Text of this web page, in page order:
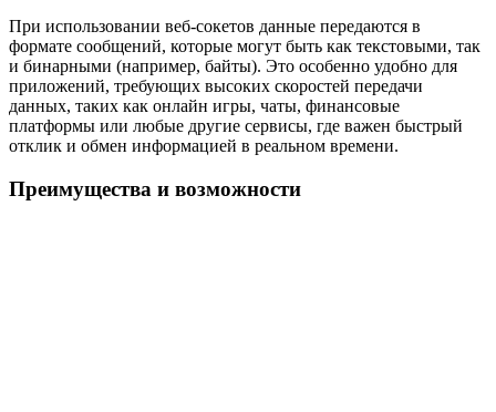
При использовании веб-сокетов данные передаются в
формате сообщений, которые могут быть как текстовыми, так
и бинарными (например, байты). Это особенно удобно для
приложений, требующих высоких скоростей передачи
данных, таких как онлайн игры, чаты, финансовые
платформы или любые другие сервисы, где важен быстрый
отклик и обмен информацией в реальном времени.
Преимущества и возможности